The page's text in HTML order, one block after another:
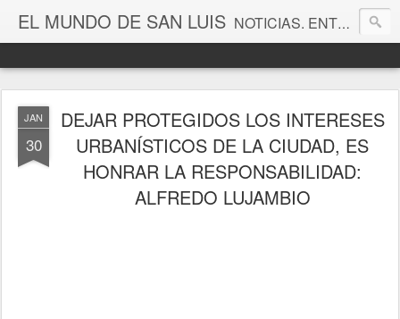
EL MUNDO DE SAN LUIS NOTICIAS. ENTRETENIMIENTO. EDITORIALES. CANAL DE VÍDEOS. GALERÍA DE FOTOGRAFÍAS.
JAN
30
DEJAR PROTEGIDOS LOS INTERESES
URBANÍSTICOS DE LA CIUDAD, ES
HONRAR LA RESPONSABILIDAD:
ALFREDO LUJAMBIO